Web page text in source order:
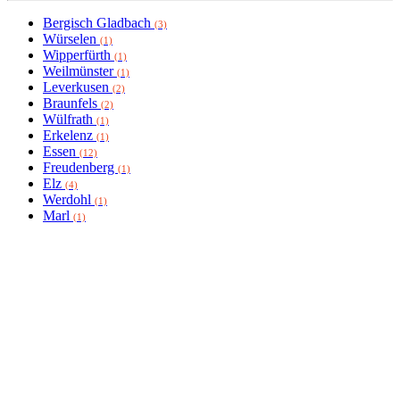
Bergisch Gladbach (3)
Würselen (1)
Wipperfürth (1)
Weilmünster (1)
Leverkusen (2)
Braunfels (2)
Wülfrath (1)
Erkelenz (1)
Essen (12)
Freudenberg (1)
Elz (4)
Werdohl (1)
Marl (1)